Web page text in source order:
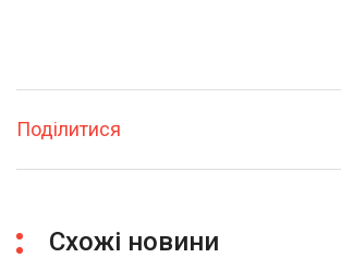
Поділитися
Схожі новини